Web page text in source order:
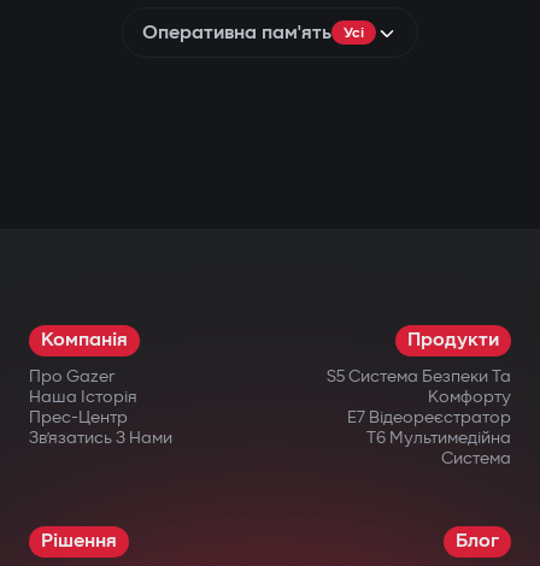
Оперативна пам'ять Усі
Компанія
Про Gazer
Наша Історія
Прес-Центр
Зв’язатись З Нами
Продукти
S5 Система Безпеки Та
Комфорту
E7 Відеореєстратор
T6 Мультимедійна
Система
Рішення Блог